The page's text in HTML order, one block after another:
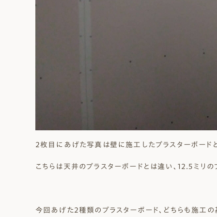
2枚目にあげた写真は壁に施工したプラスターボードと
こちらは天井のプラスターボードとは違い、12.5ミリの
今回あげた2種類のプラスターボード、どちらも施工の